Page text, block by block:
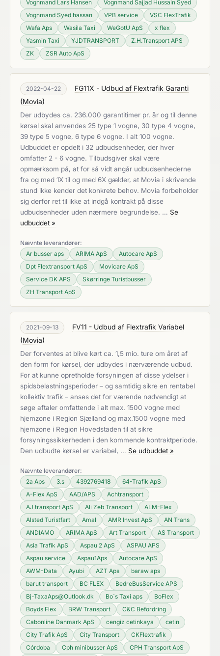
Vognmand Lars Hansen
Vognmand Sajjad Hussain Syed
Vognmand Syed hassan
VPB service
VSC FlexTrafik
Wafa Aps
Wasila Taxi WeGotU ApS
x flex
Yasmin Taxi
YJDTRANSPORT
Z.H.Transport APS
ZK
ZSR Auto ApS
2022-04-22
FG11X - Udbud af Flextrafik Garanti
(Movia)
Der udbydes ca. 236.000 garantitimer pr. år og til denne
kørsel skal anvendes 25 type 1 vogne, 30 type 4 vogne,
39 type 5 vogne, 6 type 6 vogne. I alt 100 vogne.
Udbuddet er opdelt i 32 udbudsenheder, der hver
omfatter 2 - 6 vogne. Tilbudsgiver skal være
opmærksom på, at for så vidt angår udbudsenhederne
fra og med 1X til og med 6X gælder, at Movia i skrivende
stund ikke kender det konkrete behov. Movia forbeholder
sig derfor ret til ikke at indgå kontrakt på disse
udbudsenheder uden nærmere begrundelse. … Se
udbuddet »
Nævnte leverandører:
Ar busser aps
ARIMA ApS
Autocare ApS
Dpt Flextransport ApS
Movicare ApS
Service DK APS
Skørringe Turistbusser
ZH Transport ApS
2021-09-13
FV11 - Udbud af Flextrafik Variabel
(Movia)
Der forventes at blive kørt ca. 1,5 mio. ture om året af
den form for kørsel, der udbydes i nærværende udbud.
For at kunne opretholde forsyningen af disse ydelser i
spidsbelastningsperioder – og samtidig sikre en rentabel
kollektiv trafik – anses det for værende nødvendigt at
søge aftaler omfattende i alt max. 1500 vogne med
hjemzone i Region Sjælland og max.1500 vogne med
hjemzone i Region Hovedstaden til at sikre
forsyningssikkerheden i den kommende kontraktperiode.
Den udbudte kørsel er variabel, … Se udbuddet »
Nævnte leverandører:
2a Aps
3.s 4392769418
64-Trafik ApS
A-Flex ApS
AAD/APS
Achtransport
AJ transport ApS
Ali Zeb Transport
ALM-Flex
Alsted Turistfart
Amal AMR Invest ApS
AN Trans
ANDIAMO
ARIMA ApS Art Transport
AS Transport
Asia Trafik ApS
Aspau 2 ApS
ASPAU APS
Aspau service
Aspau1Aps
Autocare ApS
AWM-Data
Ayubi AZT Aps
baraw aps
barut transport
BC FLEX
BedreBusService APS
Bj-TaxaAps@Outlook.dk
Bo´s Taxi aps
BoFlex
Boyds Flex
BRW Transport
C&C Befordring
Cabonline Danmark ApS
cengiz cetinkaya
cetin
City Trafik ApS
City Transport
CKFlextrafik
Córdoba
Cph minibusser ApS
CPH Transport ApS